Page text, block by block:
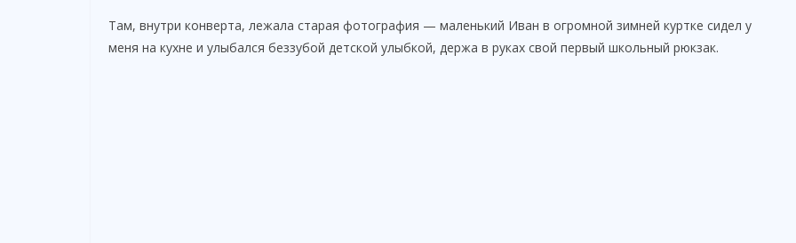
Там, внутри конверта, лежала старая фотография — маленький Иван в огромной зимней куртке сидел у
меня на кухне и улыбался беззубой детской улыбкой, держа в руках свой первый школьный рюкзак.